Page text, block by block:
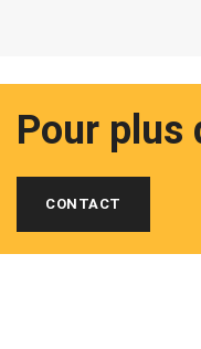
Pour plus
CONTACT